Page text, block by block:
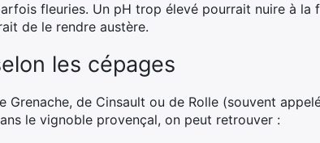
fleuries. Un pH trop élevé pourrait nuire à la
de le rendre austère.
les cépages
Grenache, de Cinsault ou de Rolle (souvent
le vignoble provençal, on peut retrouver :